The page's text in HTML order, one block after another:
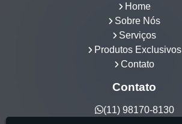
Home
Sobre Nós
Serviços
Produtos Exclusivos
Contato
Contato
(11) 98170-8130